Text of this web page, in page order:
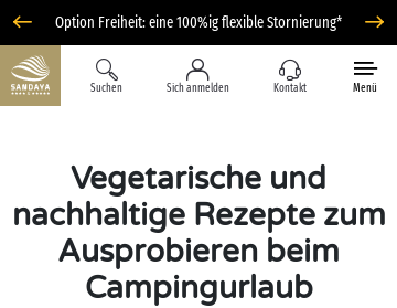
Option Freiheit: eine 100%ig flexible Stornierung*
Suchen Sich anmelden Kontakt Menü
Vegetarische und
nachhaltige Rezepte zum
Ausprobieren beim
Campingurlaub